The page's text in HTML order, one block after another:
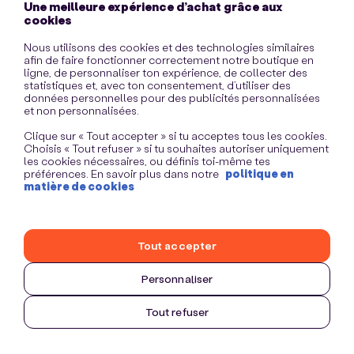
Une meilleure expérience d’achat grâce aux
cookies
Nous utilisons des cookies et des technologies similaires
afin de faire fonctionner correctement notre boutique en
ligne, de personnaliser ton expérience, de collecter des
statistiques et, avec ton consentement, d’utiliser des
données personnelles pour des publicités personnalisées
et non personnalisées.
Clique sur « Tout accepter » si tu acceptes tous les cookies.
Choisis « Tout refuser » si tu souhaites autoriser uniquement
les cookies nécessaires, ou définis toi-même tes
préférences. En savoir plus dans notre politique en
matière de cookies
Personnaliser
Tout refuser
Tout accepter